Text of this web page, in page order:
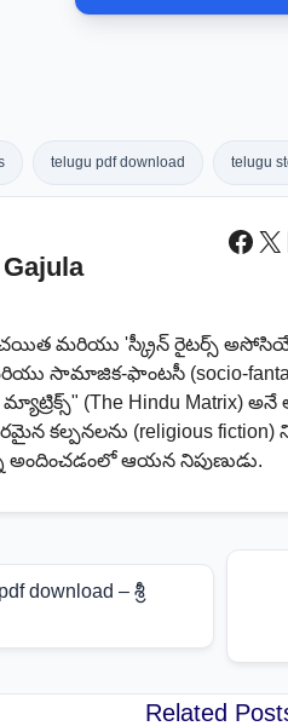
telugu pdf download telugu
X
మరియు 'స్క్రీన్ రైటర్స్
మరియు సామాజిక-ఫాంటసీ (socio-
(The Hindu Matrix) అనే
కల్పనలను (religious
ఆయన నిపుణుడు.
download – శ్రీ
Related